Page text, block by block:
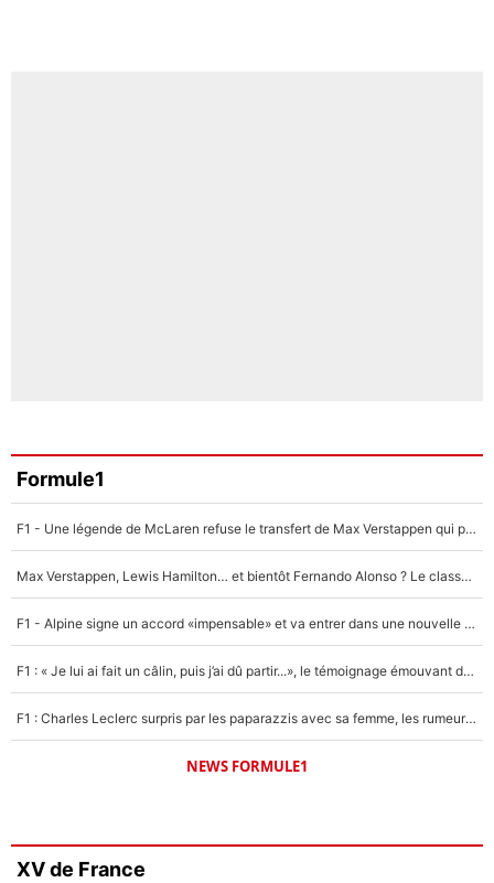
Formule1
F1 - Une légende de McLaren refuse le transfert de Max Verstappen qui pourrait «faire des vagues» et plomber l'ambiance dans l'équipe
Max Verstappen, Lewis Hamilton… et bientôt Fernando Alonso ? Le classement des pilotes les mieux payés en Formule 1 risque de changer !
F1 - Alpine signe un accord «impensable» et va entrer dans une nouvelle dimension : Grande nouvelle pour Pierre Gasly !
F1 : « Je lui ai fait un câlin, puis j’ai dû partir...», le témoignage émouvant de Max Verstappen sur sa fille
F1 : Charles Leclerc surpris par les paparazzis avec sa femme, les rumeurs étaient vraies !
NEWS FORMULE1
XV de France